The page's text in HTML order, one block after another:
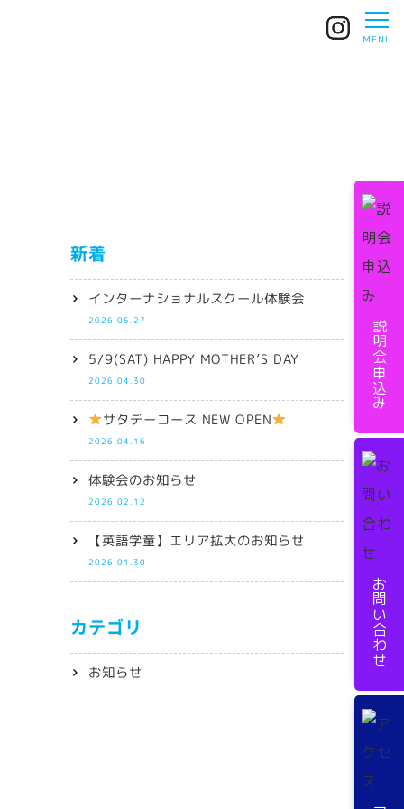
新着
インターナショナルスクール体験会
2026.05.27
5/9(SAT) HAPPY MOTHER’S DAY
2026.04.30
サタデーコース NEW OPEN
2026.04.16
体験会のお知らせ
2026.02.12
【英語学童】エリア拡大のお知らせ
2026.01.30
カテゴリ
お知らせ
説明会申込み
お問い合わせ